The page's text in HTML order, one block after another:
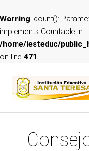
Warning: count():
implements Countable in
/home/iesteduc/
on line 471